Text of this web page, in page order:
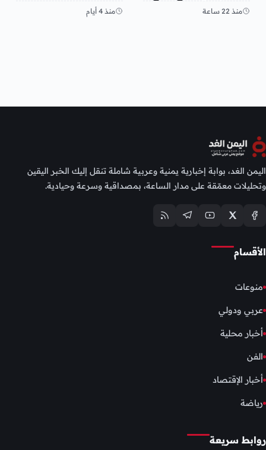
منذ 22 ساعة منذ 4 أيام
اليمن الغد، بوابة إخبارية يمنية وعربية شاملة تنقل إليك الخبر اليقين
وتحليلات معمّقة على مدار الساعة، بمصداقية وسرعة وحيادية.
الأقسام
منوعات
عربي ودولي
أخبار محلية
الفن
أخبار الإقتصاد
رياضة
روابط سريعة